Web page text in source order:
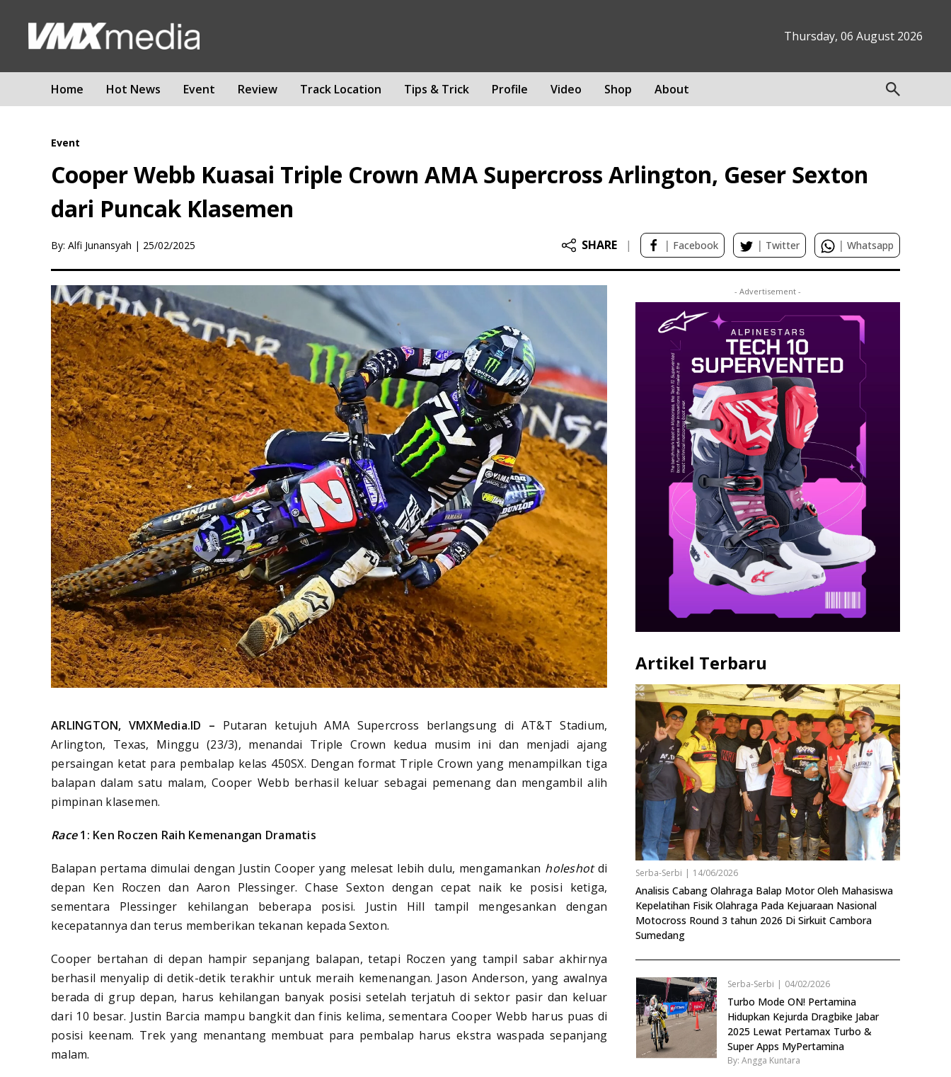
Thursday, 06 August 2026
Home Hot News Event Review Track Location Tips & Trick Profile Video Shop About
Event
Cooper Webb Kuasai Triple Crown AMA Supercross Arlington, Geser Sexton
dari Puncak Klasemen
By: Alfi Junansyah | 25/02/2025 SHARE | | Facebook | Twitter | Whatsapp
ARLINGTON, VMXMedia.ID – Putaran ketujuh AMA Supercross berlangsung di AT&T Stadium,
Arlington, Texas, Minggu (23/3), menandai Triple Crown kedua musim ini dan menjadi ajang
persaingan ketat para pembalap kelas 450SX. Dengan format Triple Crown yang menampilkan tiga
balapan dalam satu malam, Cooper Webb berhasil keluar sebagai pemenang dan mengambil alih
pimpinan klasemen.
Race1: Ken Roczen Raih Kemenangan Dramatis
Balapan pertama dimulai dengan Justin Cooper yang melesat lebih dulu, mengamankan holeshotdi
depan Ken Roczen dan Aaron Plessinger. Chase Sexton dengan cepat naik ke posisi ketiga,
sementara Plessinger kehilangan beberapa posisi. Justin Hill tampil mengesankan dengan
kecepatannya dan terus memberikan tekanan kepada Sexton.
Cooper bertahan di depan hampir sepanjang balapan, tetapi Roczen yang tampil sabar akhirnya
berhasil menyalip di detik-detik terakhir untuk meraih kemenangan. Jason Anderson, yang awalnya
berada di grup depan, harus kehilangan banyak posisi setelah terjatuh di sektor pasir dan keluar
dari 10 besar. Justin Barcia mampu bangkit dan finis kelima, sementara Cooper Webb harus puas di
posisi keenam. Trek yang menantang membuat para pembalap harus ekstra waspada sepanjang
malam.
- Advertisement -
Artikel Terbaru
Serba-Serbi | 14/06/2026
Analisis Cabang Olahraga Balap Motor Oleh Mahasiswa
Kepelatihan Fisik Olahraga Pada Kejuaraan Nasional
Motocross Round 3 tahun 2026 Di Sirkuit Cambora
Sumedang
Serba-Serbi | 04/02/2026
Turbo Mode ON! Pertamina
Hidupkan Kejurda Dragbike Jabar
2025 Lewat Pertamax Turbo &
Super Apps MyPertamina
By: Angga Kuntara